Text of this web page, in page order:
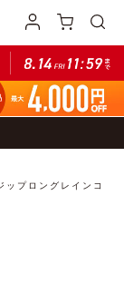
プロングレインコ